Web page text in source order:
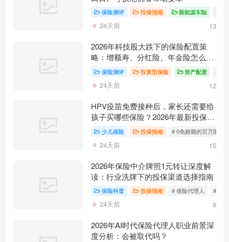
保险测评 投保指南 新能源车险 # 保
24天前 13
2026年科技股大跌下的保险配置策
略：增额寿、分红险、年金险怎么
选？保险测评 投资型保险 资产配置 # 0
24天前 12
HPV疫苗免费接种后，家长还需要给
孩子买哪些保险？2026年最新投保指
南
少儿保险 投保指南 # 0免赔额的百万医疗
24天前 15
2026年保险中介牌照1元转让深度解
读：行业洗牌下的投保渠道选择指南
保险科普 投保指南 # 保险代理人 # 《
24天前 9
2026年AI时代保险代理人职业前景深
度分析：会被取代吗？